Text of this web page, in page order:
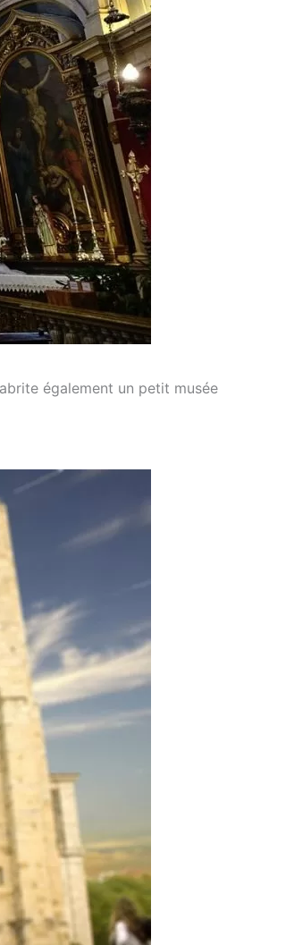
également un petit musée